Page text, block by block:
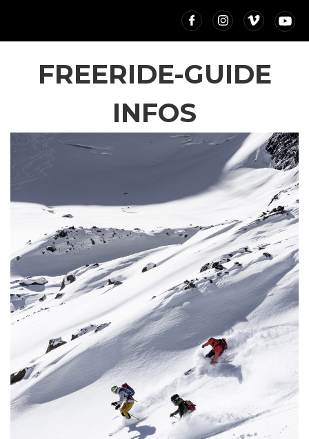
FREERIDE-GUIDE
INFOS